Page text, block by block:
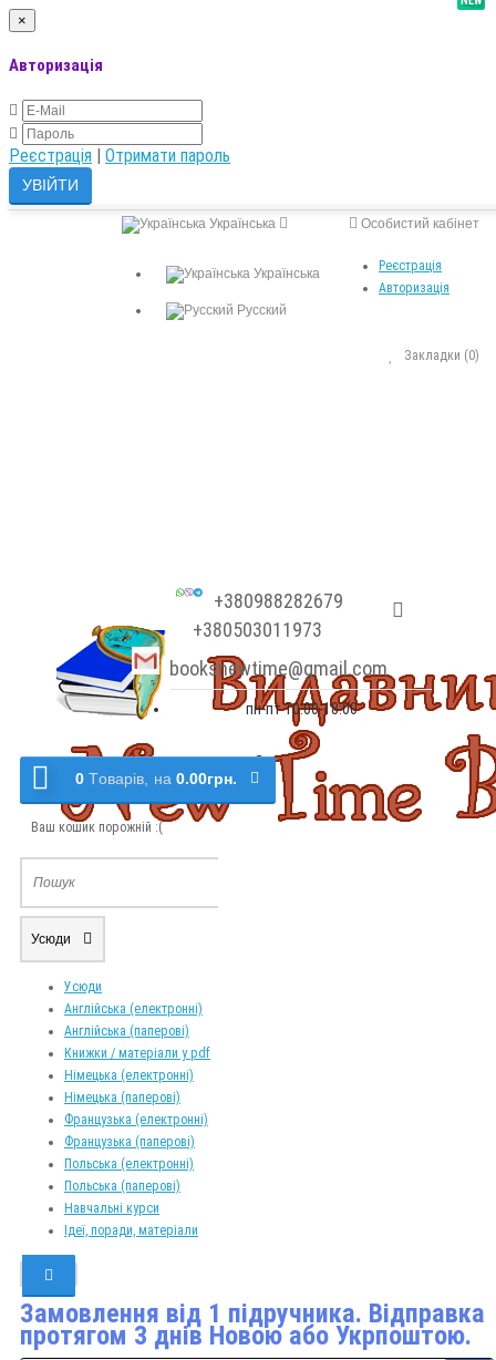
×
Авторизація
Реєстрація | Отримати пароль
Особистий кабінет
Реєстрація
Авторизація
Українська
Українська
Русский
Закладки (0)
+380988282679
+380503011973
booksnewtime@gmail.com
пн-пт 10:00-18:00
0 Tоварів, на 0.00грн.
Ваш кошик порожній :(
Усюди
Усюди
Англійська (електронні)
Англійська (паперові)
Книжки / матеріали у pdf
Німецька (електронні)
Німецька (паперові)
Французька (електронні)
Французька (паперові)
Польська (електронні)
Польська (паперові)
Навчальні курси
Ідеї, поради, матеріали
Замовлення від 1 підручника. Відправка
протягом 3 днів Новою або Укрпоштою.